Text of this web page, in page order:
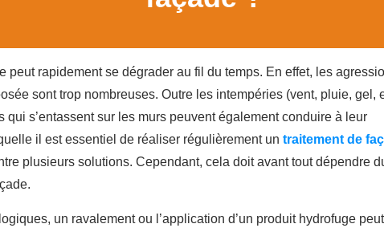
peut rapidement se dégrader au fil du temps. En effet, les
sont trop nombreuses. Outre les intempéries (vent, pluie, gel,
qui s’entassent sur les murs peuvent également conduire à leur
il est essentiel de réaliser régulièrement un traitement de
plusieurs solutions. Cependant, cela doit avant tout dépendre
un ravalement ou l’application d’un produit hydrofuge